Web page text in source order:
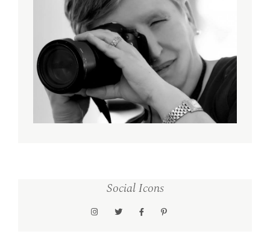
Social Icons